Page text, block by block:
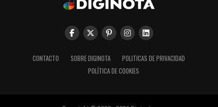
CONTACTO SOBRE DIGINOTA
POLITICAS DE PRIVACIDAD
POLÍTICA DE COOKIES